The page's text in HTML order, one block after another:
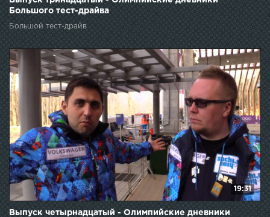
Большого тест-драйва
Большой тест-драйв
19:31
Выпуск четырнадцатый - Олимпийские дневники